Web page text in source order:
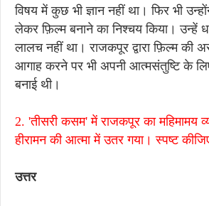
विषय में कुछ भी ज्ञान नहीं था। फिर भी
लेकर फ़िल्म बनाने का निश्चय किया। उन्हें
लालच नहीं था। राजकपूर द्वारा फ़िल्म
आगाह करने पर भी अपनी आत्मसंतुष्टि के
बनाई थी।
2. 'तीसरी कसम' में राजकपूर का महिमामय
हीरामन की आत्मा में उतर गया। स्पष्ट
उत्तर